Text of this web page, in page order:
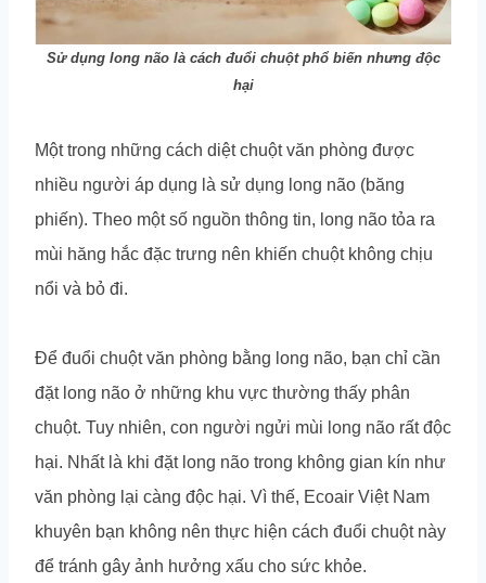
Sử dụng long não là cách đuổi chuột phổ biến nhưng độc
hại
Một trong những cách diệt chuột văn phòng được
nhiều người áp dụng là sử dụng long não (băng
phiến). Theo một số nguồn thông tin, long não tỏa ra
mùi hăng hắc đặc trưng nên khiến chuột không chịu
nổi và bỏ đi.
Để đuổi chuột văn phòng bằng long não, bạn chỉ cần
đặt long não ở những khu vực thường thấy phân
chuột. Tuy nhiên, con người ngửi mùi long não rất độc
hại. Nhất là khi đặt long não trong không gian kín như
văn phòng lại càng độc hại. Vì thế, Ecoair Việt Nam
khuyên bạn không nên thực hiện cách đuổi chuột này
để tránh gây ảnh hưởng xấu cho sức khỏe.